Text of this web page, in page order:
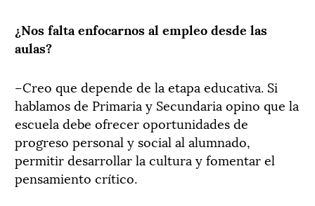
¿Nos falta enfocarnos al empleo desde las
aulas?
–Creo que depende de la etapa educativa. Si
hablamos de Primaria y Secundaria opino que la
escuela debe ofrecer oportunidades de
progreso personal y social al alumnado,
permitir desarrollar la cultura y fomentar el
pensamiento crítico.